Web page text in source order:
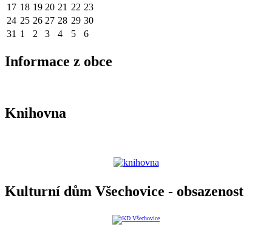
17 18 19 20 21 22 23
24 25 26 27 28 29 30
31 1 2 3 4 5 6
Informace z obce
Knihovna
Kulturní dům Všechovice - obsazenost